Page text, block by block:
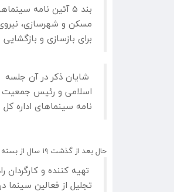
بند ۵ آئین نامه
مسکن و شهرسازی،
برای بازسازی و
شایان ذکر در آن جلسه
نامه سینماهای اداره
حال بعد از گذشت ۱۹ سال از بسته شدن درهای سینمای مهاباد مناف ایرانپناه:
تهیه کننده و
تجلیل از فعالین سینما